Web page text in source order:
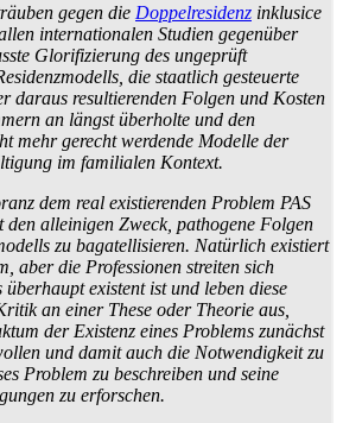
gegen die Doppelresidenz inklusice
internationalen Studien gegenüber
Glorifizierung des ungeprüft
die staatlich gesteuerte
daraus resultierenden Folgen und Kosten
an längst überholte und den
mehr gerecht werdende Modelle der
im familialen Kontext.
dem real existierenden Problem PAS
den alleinigen Zweck, pathogene Folgen
zu bagatellisieren. Natürlich existiert
aber die Professionen streiten sich
überhaupt existent ist und leben diese
an einer These oder Theorie aus,
der Existenz eines Problems zunächst
und damit auch die Notwendigkeit zu
Problem zu beschreiben und seine
zu erforschen.